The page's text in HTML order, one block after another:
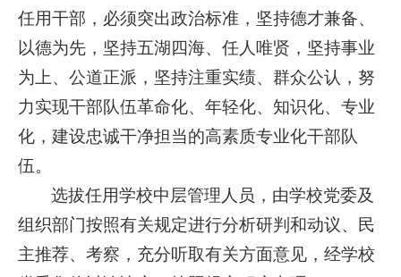
任用干部，必须突出政治标准，坚持德才兼备、
以德为先，坚持五湖四海、任人唯贤，坚持事业
为上、公道正派，坚持注重实绩、群众公认，努
力实现干部队伍革命化、年轻化、知识化、专业
化，建设忠诚干净担当的高素质专业化干部队
伍。
选拔任用学校中层管理人员，由学校党委及
组织部门按照有关规定进行分析研判和动议、民
主推荐、考察，充分听取有关方面意见，经学校